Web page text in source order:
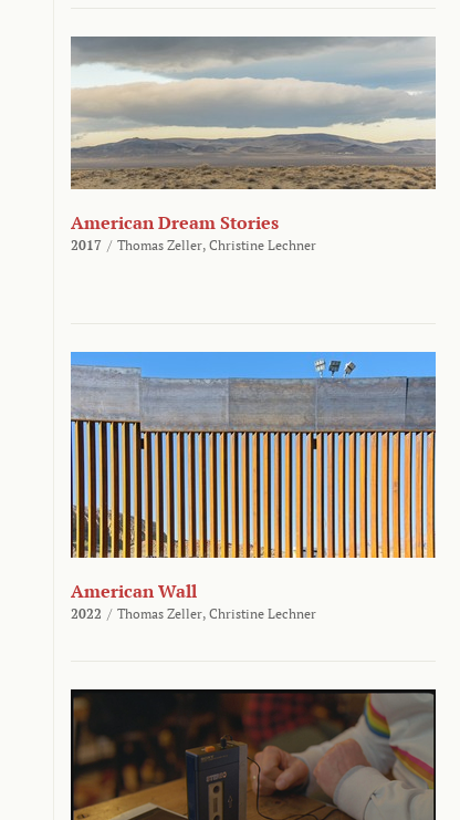
American Dream Stories
2017 / Thomas Zeller, Christine Lechner
American Wall
2022 / Thomas Zeller, Christine Lechner